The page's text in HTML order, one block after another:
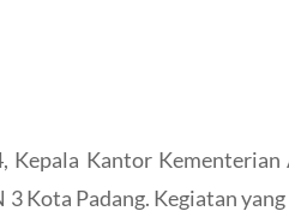
Kepala Kantor
Kota Padang. Kegiatan